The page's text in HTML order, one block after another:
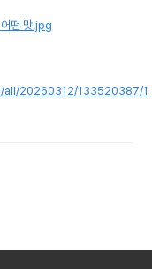
어떤 맛.jpg
20260312/133520387/1